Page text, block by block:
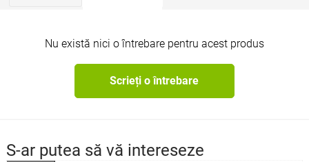
Nu există nici o întrebare pentru acest produs
Scrieți o întrebare
S-ar putea să vă intereseze